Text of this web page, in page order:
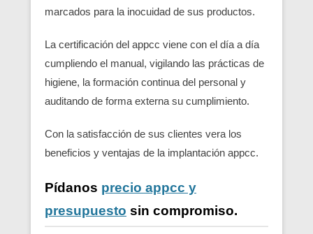
marcados para la inocuidad de sus productos.
La certificación del appcc viene con el día a día
cumpliendo el manual, vigilando las prácticas de
higiene, la formación continua del personal y
auditando de forma externa su cumplimiento.
Con la satisfacción de sus clientes vera los
beneficios y ventajas de la implantación appcc.
Pídanos precio appcc y
presupuesto sin compromiso.